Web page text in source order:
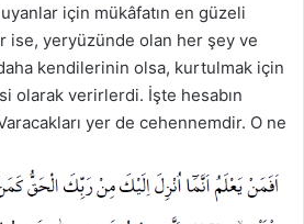
için mükâfatın en güzeli
ise, yeryüzünde olan her şey ve
kendilerinin olsa, kurtulmak için
olarak verirlerdi. İşte hesabın
yer de cehennemdir. O ne